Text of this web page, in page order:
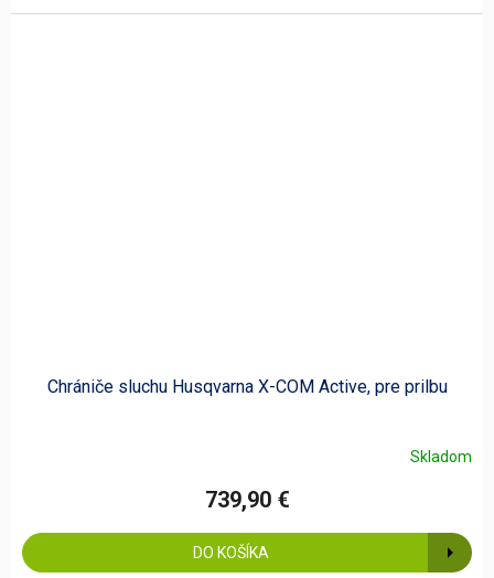
Chrániče sluchu Husqvarna X-COM Active, pre prilbu
Skladom
739,90 €
DO KOŠÍKA